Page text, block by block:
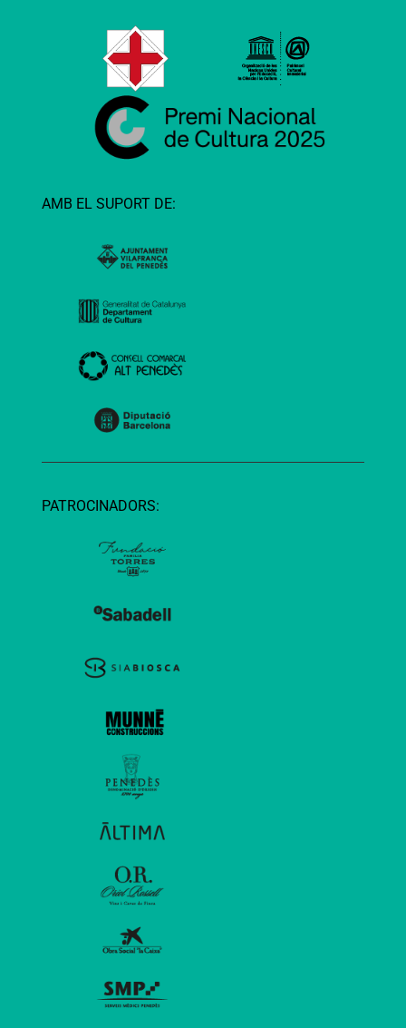
AMB EL SUPORT DE:
PATROCINADORS: